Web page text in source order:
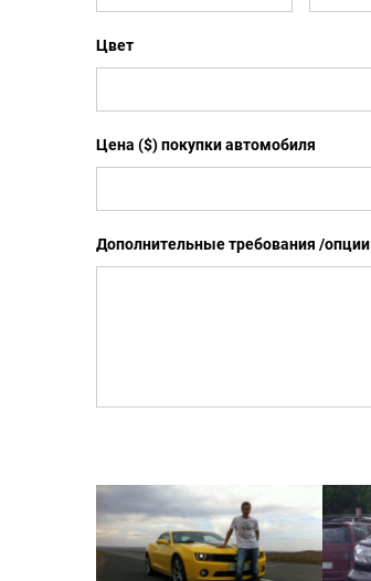
Цвет
Цена ($) покупки автомобиля
Дополнительные требования /опции